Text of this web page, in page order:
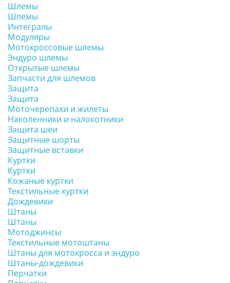
Шлемы
Шлемы
Интегралы
Модуляры
Мотокроссовые шлемы
Эндуро шлемы
Открытые шлемы
Запчасти для шлемов
Защита
Защита
Моточерепахи и жилеты
Наколенники и налокотники
Защита шеи
Защитные шорты
Защитные вставки
Куртки
Куртки
Кожаные куртки
Текстильные куртки
Дождевики
Штаны
Штаны
Мотоджинсы
Текстильные мотоштаны
Штаны для мотокросса и эндуро
Штаны-дождевики
Перчатки